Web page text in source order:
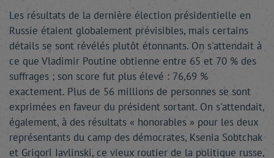
Les résultats de la dernière élection présidentielle en
Russie étaient globalement prévisibles, mais certains
détails se sont révélés plutôt étonnants. On s'attendait à
ce que Vladimir Poutine obtienne entre 65 et 70 % des
suffrages ; son score fut plus élevé : 76,69 %
exactement. Plus de 56 millions de personnes se sont
exprimées en faveur du président sortant. On s'attendait,
également, à des résultats « honorables » pour les deux
représentants du camp des démocrates, Ksenia Sobtchak
et Grigori Iavlinski, ce vieux routier de la politique russe,